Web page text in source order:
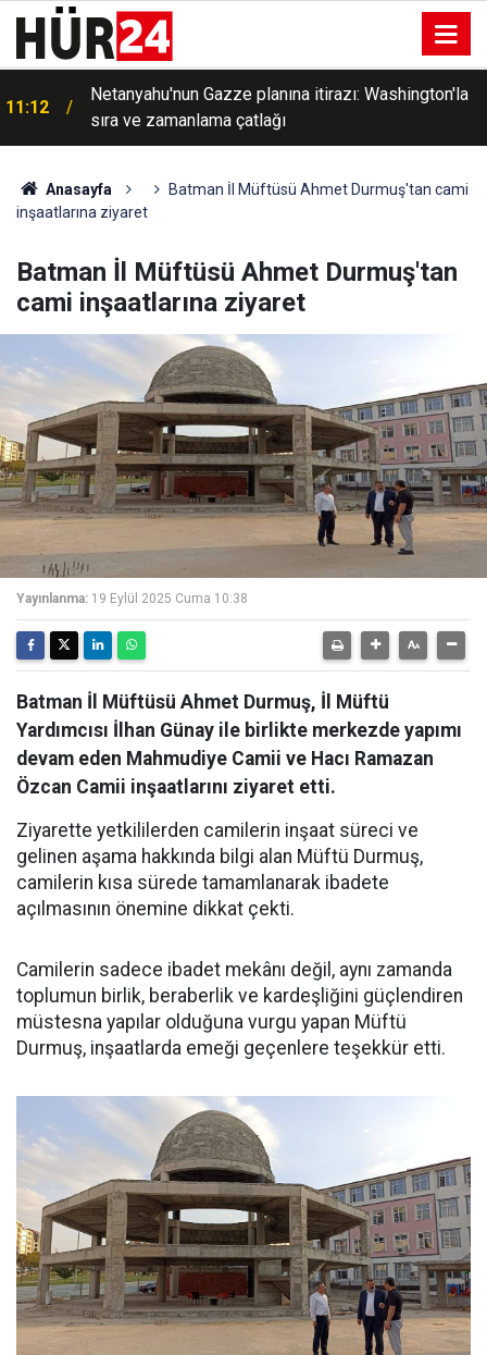
11:12
Netanyahu'nun Gazze planına itirazı: Washington'la
sıra ve zamanlama çatlağı
Anasayfa
Batman İl Müftüsü Ahmet Durmuş'tan cami
inşaatlarına ziyaret
Batman İl Müftüsü Ahmet Durmuş'tan
cami inşaatlarına ziyaret
Yayınlanma: 19 Eylül 2025 Cuma 10:38
Batman İl Müftüsü Ahmet Durmuş, İl Müftü
Yardımcısı İlhan Günay ile birlikte merkezde yapımı
devam eden Mahmudiye Camii ve Hacı Ramazan
Özcan Camii inşaatlarını ziyaret etti.
Ziyarette yetkililerden camilerin inşaat süreci ve
gelinen aşama hakkında bilgi alan Müftü Durmuş,
camilerin kısa sürede tamamlanarak ibadete
açılmasının önemine dikkat çekti.
Camilerin sadece ibadet mekânı değil, aynı zamanda
toplumun birlik, beraberlik ve kardeşliğini güçlendiren
müstesna yapılar olduğuna vurgu yapan Müftü
Durmuş, inşaatlarda emeği geçenlere teşekkür etti.